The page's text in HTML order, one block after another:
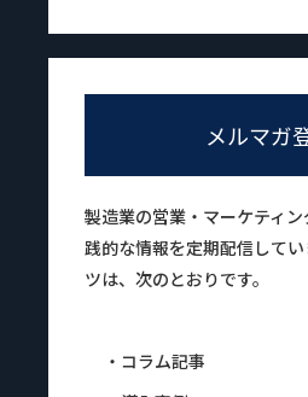
メルマガ
製造業の営業・マーケティ
践的な情報を定期配信して
ツは、次のとおりです。
・コラム記事